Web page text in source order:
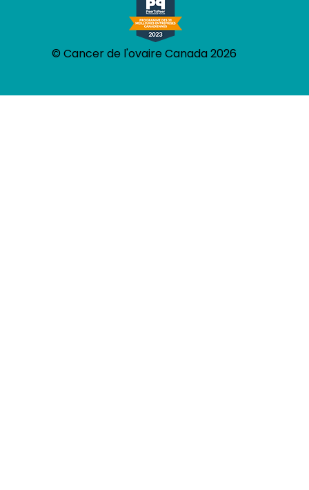
© Cancer de l'ovaire Canada 2026